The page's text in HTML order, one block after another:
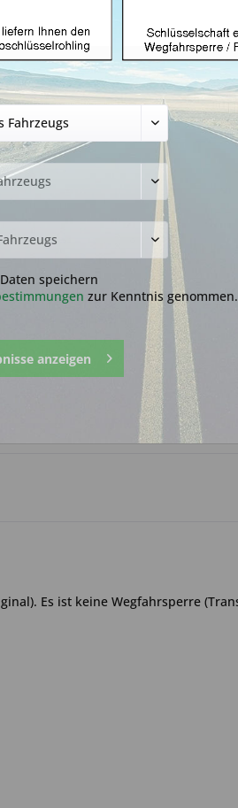
(Aftermarket
199,99 € *
inkl. MwSt.zzgl. Versandkosten
Lieferzeit ca. 1-3 Werktage
Fragen zum
Artikel-Nr.:
Es ist keine Wegfahrsperre
Daten speichern
zur Kenntnis genommen.
anzeigen